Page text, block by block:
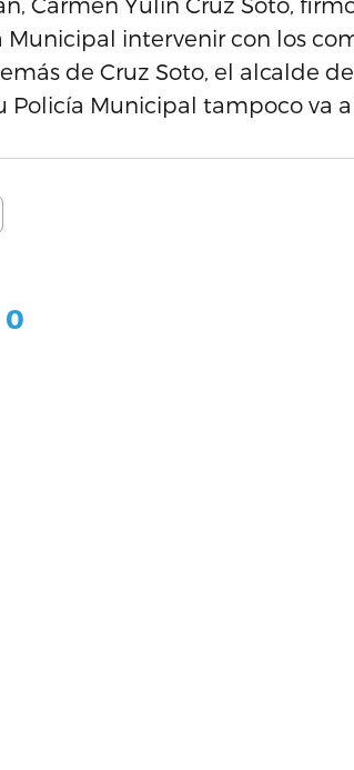
Municipal intervenir con los
de Cruz Soto, el alcalde
Policía Municipal tampoco va
0